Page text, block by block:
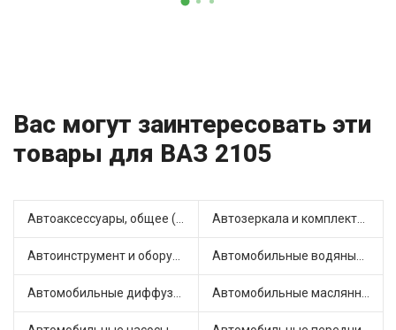
Вас могут заинтересовать эти
товары для ВАЗ 2105
Автоаксессуары, общее (1) Автозеркала и комплектующие (7)
Автоинструмент и оборудование (7) Автомобильные водяные насосы (14)
Автомобильные диффузоры и вентиляторы (4) Автомобильные маслянные насосы (7)